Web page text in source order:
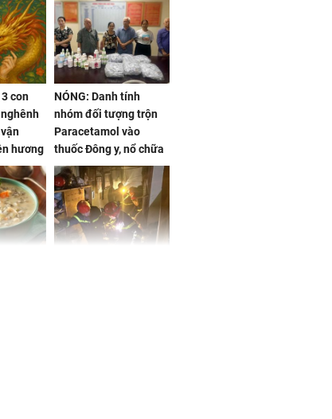
con
hương
Phượng,
về
NÓNG: Danh tính
nhóm đối tượng trộn
Paracetamol vào
thuốc Đông y, nổ chữa
bách bệnh